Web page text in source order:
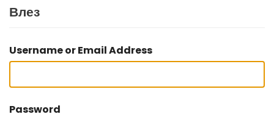
Влез
Username or Email Address
Password